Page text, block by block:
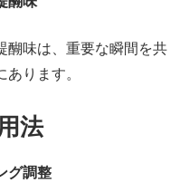
醐味は、重要な瞬間を共
ります。
法
グ調整